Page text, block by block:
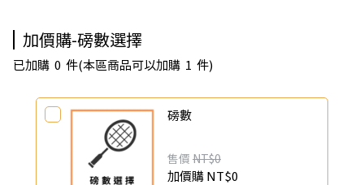
加價購-磅數選擇
已加購 0 件(本區商品可以加購 1 件)
磅數
售價 NT$0
加價購NT$0